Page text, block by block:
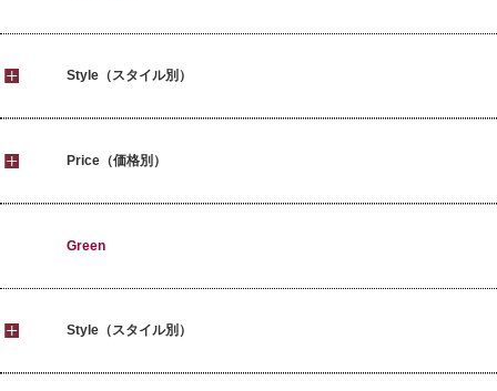
Style（スタイル別）
Price（価格別）
Green
Style（スタイル別）